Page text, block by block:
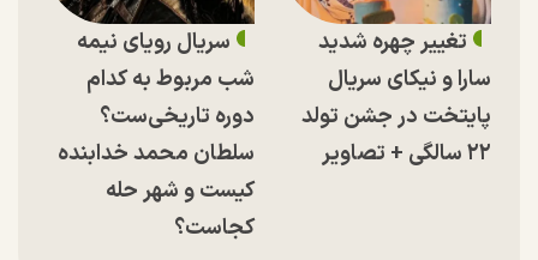
تغییر چهره شدید
سارا و نیکای سریال
پایتخت در جشن تولد
۲۲ سالگی + تصاویر
سریال رویای نیمه
شب مربوط به کدام
دوره تاریخی‌ست؟
سلطان محمد خدابنده
کیست و شهر حله
کجاست؟